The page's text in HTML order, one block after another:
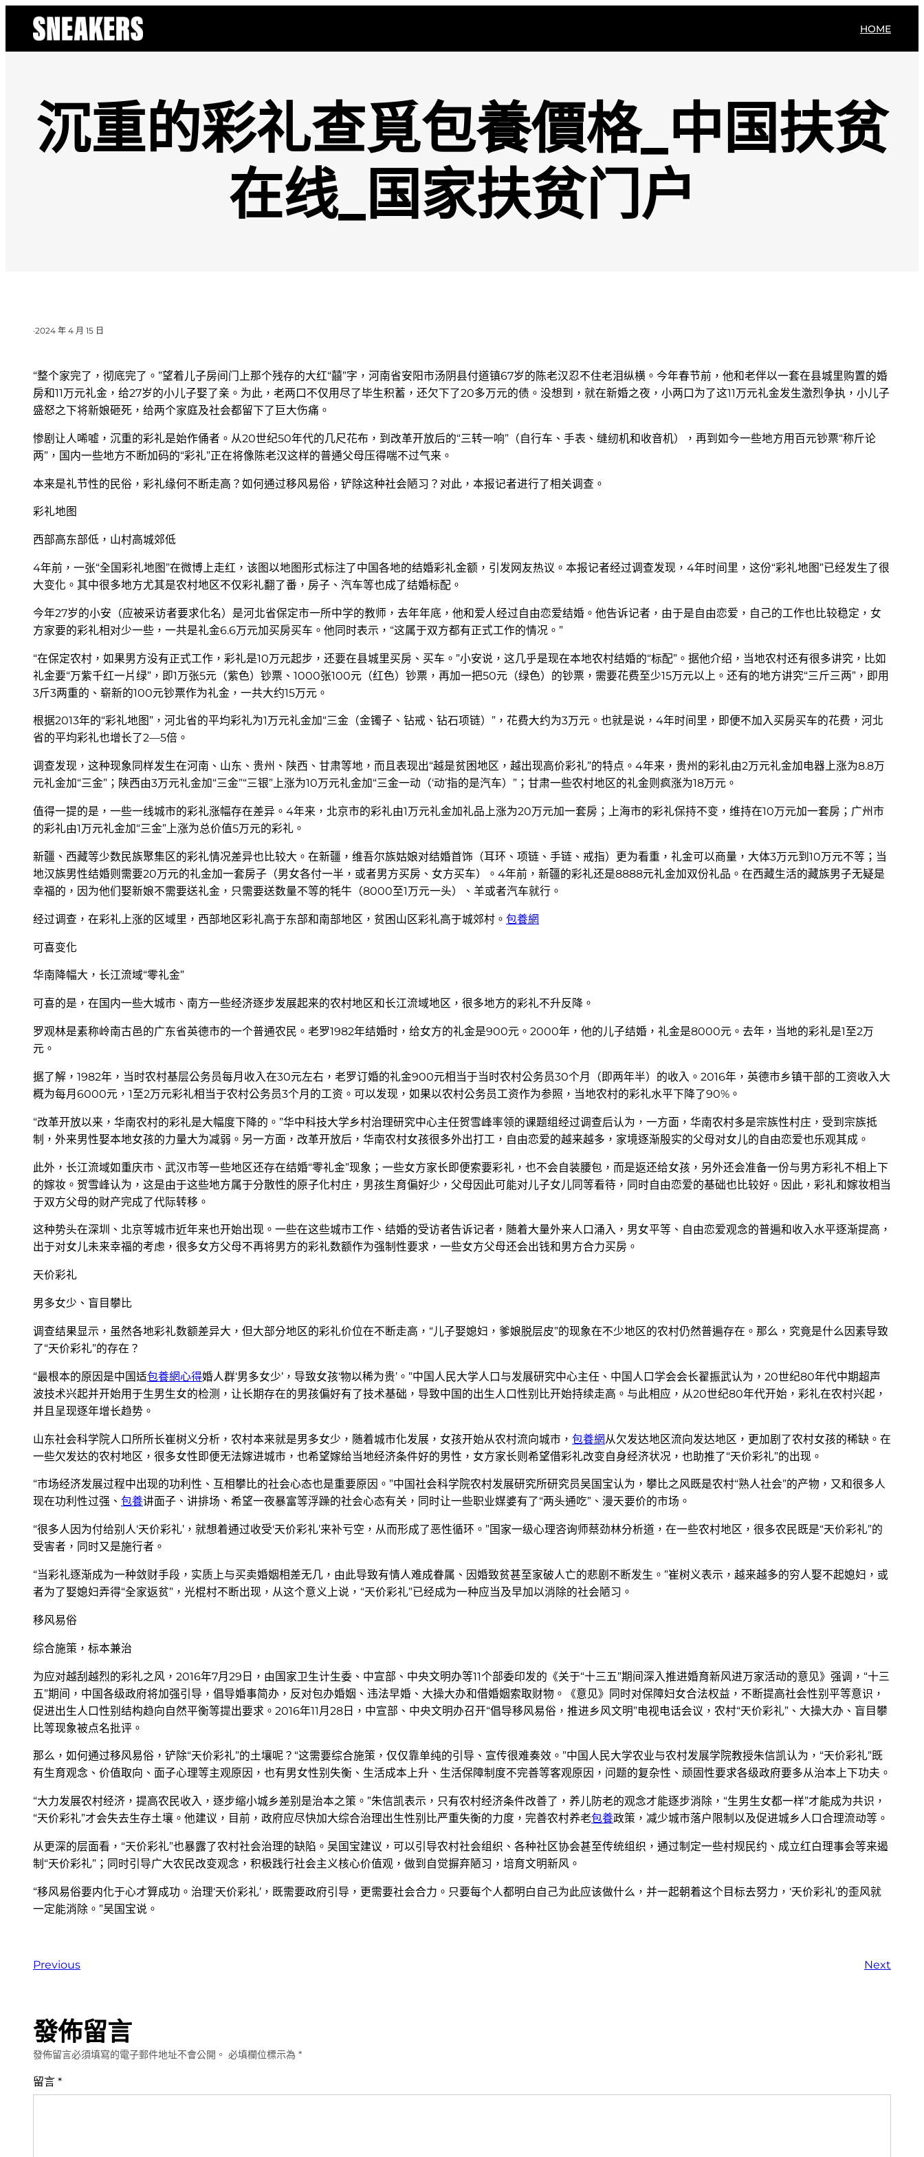
HOME
沉重的彩礼查覓包養價格_中国扶贫
在线_国家扶贫门户
·2024 年 4 月 15 日
“整个家完了，彻底完了。”望着儿子房间门上那个残存的大红“囍”字，河南省安阳市汤阴县付道镇67岁的陈老汉忍不住老泪纵横。今年春节前，他和老伴以一套在县城里购置的婚
房和11万元礼金，给27岁的小儿子娶了亲。为此，老两口不仅用尽了毕生积蓄，还欠下了20多万元的债。没想到，就在新婚之夜，小两口为了这11万元礼金发生激烈争执，小儿子
盛怒之下将新娘砸死，给两个家庭及社会都留下了巨大伤痛。
惨剧让人唏嘘，沉重的彩礼是始作俑者。从20世纪50年代的几尺花布，到改革开放后的“三转一响”（自行车、手表、缝纫机和收音机），再到如今一些地方用百元钞票“称斤论
两”，国内一些地方不断加码的“彩礼”正在将像陈老汉这样的普通父母压得喘不过气来。
本来是礼节性的民俗，彩礼缘何不断走高？如何通过移风易俗，铲除这种社会陋习？对此，本报记者进行了相关调查。
彩礼地图
西部高东部低，山村高城郊低
4年前，一张“全国彩礼地图”在微博上走红，该图以地图形式标注了中国各地的结婚彩礼金额，引发网友热议。本报记者经过调查发现，4年时间里，这份“彩礼地图”已经发生了很
大变化。其中很多地方尤其是农村地区不仅彩礼翻了番，房子、汽车等也成了结婚标配。
今年27岁的小安（应被采访者要求化名）是河北省保定市一所中学的教师，去年年底，他和爱人经过自由恋爱结婚。他告诉记者，由于是自由恋爱，自己的工作也比较稳定，女
方家要的彩礼相对少一些，一共是礼金6.6万元加买房买车。他同时表示，“这属于双方都有正式工作的情况。”
“在保定农村，如果男方没有正式工作，彩礼是10万元起步，还要在县城里买房、买车。”小安说，这几乎是现在本地农村结婚的“标配”。据他介绍，当地农村还有很多讲究，比如
礼金要“万紫千红一片绿”，即1万张5元（紫色）钞票、1000张100元（红色）钞票，再加一把50元（绿色）的钞票，需要花费至少15万元以上。还有的地方讲究“三斤三两”，即用
3斤3两重的、崭新的100元钞票作为礼金，一共大约15万元。
根据2013年的“彩礼地图”，河北省的平均彩礼为1万元礼金加“三金（金镯子、钻戒、钻石项链）”，花费大约为3万元。也就是说，4年时间里，即便不加入买房买车的花费，河北
省的平均彩礼也增长了2—5倍。
调查发现，这种现象同样发生在河南、山东、贵州、陕西、甘肃等地，而且表现出“越是贫困地区，越出现高价彩礼”的特点。4年来，贵州的彩礼由2万元礼金加电器上涨为8.8万
元礼金加“三金”；陕西由3万元礼金加“三金”“三银”上涨为10万元礼金加“三金一动（‘动’指的是汽车）”；甘肃一些农村地区的礼金则疯涨为18万元。
值得一提的是，一些一线城市的彩礼涨幅存在差异。4年来，北京市的彩礼由1万元礼金加礼品上涨为20万元加一套房；上海市的彩礼保持不变，维持在10万元加一套房；广州市
的彩礼由1万元礼金加“三金”上涨为总价值5万元的彩礼。
新疆、西藏等少数民族聚集区的彩礼情况差异也比较大。在新疆，维吾尔族姑娘对结婚首饰（耳环、项链、手链、戒指）更为看重，礼金可以商量，大体3万元到10万元不等；当
地汉族男性结婚则需要20万元的礼金加一套房子（男女各付一半，或者男方买房、女方买车）。4年前，新疆的彩礼还是8888元礼金加双份礼品。在西藏生活的藏族男子无疑是
幸福的，因为他们娶新娘不需要送礼金，只需要送数量不等的牦牛（8000至1万元一头）、羊或者汽车就行。
经过调查，在彩礼上涨的区域里，西部地区彩礼高于东部和南部地区，贫困山区彩礼高于城郊村。 包養網
可喜变化
华南降幅大，长江流域“零礼金”
可喜的是，在国内一些大城市、南方一些经济逐步发展起来的农村地区和长江流域地区，很多地方的彩礼不升反降。
罗观林是素称岭南古邑的广东省英德市的一个普通农民。老罗1982年结婚时，给女方的礼金是900元。2000年，他的儿子结婚，礼金是8000元。去年，当地的彩礼是1至2万
元。
据了解，1982年，当时农村基层公务员每月收入在30元左右，老罗订婚的礼金900元相当于当时农村公务员30个月（即两年半）的收入。2016年，英德市乡镇干部的工资收入大
概为每月6000元，1至2万元彩礼相当于农村公务员3个月的工资。可以发现，如果以农村公务员工资作为参照，当地农村的彩礼水平下降了90%。
“改革开放以来，华南农村的彩礼是大幅度下降的。”华中科技大学乡村治理研究中心主任贺雪峰率领的课题组经过调查后认为，一方面，华南农村多是宗族性村庄，受到宗族抵
制，外来男性娶本地女孩的力量大为减弱。另一方面，改革开放后，华南农村女孩很多外出打工，自由恋爱的越来越多，家境逐渐殷实的父母对女儿的自由恋爱也乐观其成。
此外，长江流域如重庆市、武汉市等一些地区还存在结婚“零礼金”现象；一些女方家长即便索要彩礼，也不会自装腰包，而是返还给女孩，另外还会准备一份与男方彩礼不相上下
的嫁妆。贺雪峰认为，这是由于这些地方属于分散性的原子化村庄，男孩生育偏好少，父母因此可能对儿子女儿同等看待，同时自由恋爱的基础也比较好。因此，彩礼和嫁妆相当
于双方父母的财产完成了代际转移。
这种势头在深圳、北京等城市近年来也开始出现。一些在这些城市工作、结婚的受访者告诉记者，随着大量外来人口涌入，男女平等、自由恋爱观念的普遍和收入水平逐渐提高，
出于对女儿未来幸福的考虑，很多女方父母不再将男方的彩礼数额作为强制性要求，一些女方父母还会出钱和男方合力买房。
天价彩礼
男多女少、盲目攀比
调查结果显示，虽然各地彩礼数额差异大，但大部分地区的彩礼价位在不断走高，“儿子娶媳妇，爹娘脱层皮”的现象在不少地区的农村仍然普遍存在。那么，究竟是什么因素导致
了“天价彩礼”的存在？
“最根本的原因是中国适包養網心得婚人群‘男多女少’，导致女孩‘物以稀为贵’。”中国人民大学人口与发展研究中心主任、中国人口学会会长翟振武认为，20世纪80年代中期超声
波技术兴起并开始用于生男生女的检测，让长期存在的男孩偏好有了技术基础，导致中国的出生人口性别比开始持续走高。与此相应，从20世纪80年代开始，彩礼在农村兴起，
并且呈现逐年增长趋势。
山东社会科学院人口所所长崔树义分析，农村本来就是男多女少，随着城市化发展，女孩开始从农村流向城市， 包養網从欠发达地区流向发达地区，更加剧了农村女孩的稀缺。在
一些欠发达的农村地区，很多女性即便无法嫁进城市，也希望嫁给当地经济条件好的男性，女方家长则希望借彩礼改变自身经济状况，也助推了“天价彩礼”的出现。
“市场经济发展过程中出现的功利性、互相攀比的社会心态也是重要原因。”中国社会科学院农村发展研究所研究员吴国宝认为，攀比之风既是农村“熟人社会”的产物，又和很多人
现在功利性过强、 包養讲面子、讲排场、希望一夜暴富等浮躁的社会心态有关，同时让一些职业媒婆有了“两头通吃”、漫天要价的市场。
“很多人因为付给别人‘天价彩礼’，就想着通过收受‘天价彩礼’来补亏空，从而形成了恶性循环。”国家一级心理咨询师蔡劲林分析道，在一些农村地区，很多农民既是“天价彩礼”的
受害者，同时又是施行者。
“当彩礼逐渐成为一种敛财手段，实质上与买卖婚姻相差无几，由此导致有情人难成眷属、因婚致贫甚至家破人亡的悲剧不断发生。”崔树义表示，越来越多的穷人娶不起媳妇，或
者为了娶媳妇弄得“全家返贫”，光棍村不断出现，从这个意义上说，“天价彩礼”已经成为一种应当及早加以消除的社会陋习。
移风易俗
综合施策，标本兼治
为应对越刮越烈的彩礼之风，2016年7月29日，由国家卫生计生委、中宣部、中央文明办等11个部委印发的《关于“十三五”期间深入推进婚育新风进万家活动的意见》强调，“十三
五”期间，中国各级政府将加强引导，倡导婚事简办，反对包办婚姻、违法早婚、大操大办和借婚姻索取财物。《意见》同时对保障妇女合法权益，不断提高社会性别平等意识，
促进出生人口性别结构趋向自然平衡等提出要求。2016年11月28日，中宣部、中央文明办召开“倡导移风易俗，推进乡风文明”电视电话会议，农村“天价彩礼”、大操大办、盲目攀
比等现象被点名批评。
那么，如何通过移风易俗，铲除“天价彩礼”的土壤呢？“这需要综合施策，仅仅靠单纯的引导、宣传很难奏效。”中国人民大学农业与农村发展学院教授朱信凯认为，“天价彩礼”既
有生育观念、价值取向、面子心理等主观原因，也有男女性别失衡、生活成本上升、生活保障制度不完善等客观原因，问题的复杂性、顽固性要求各级政府要多从治本上下功夫。
“大力发展农村经济，提高农民收入，逐步缩小城乡差别是治本之策。”朱信凯表示，只有农村经济条件改善了，养儿防老的观念才能逐步消除，“生男生女都一样”才能成为共识，
“天价彩礼”才会失去生存土壤。他建议，目前，政府应尽快加大综合治理出生性别比严重失衡的力度，完善农村养老包養政策，减少城市落户限制以及促进城乡人口合理流动等。
从更深的层面看，“天价彩礼”也暴露了农村社会治理的缺陷。吴国宝建议，可以引导农村社会组织、各种社区协会甚至传统组织，通过制定一些村规民约、成立红白理事会等来遏
制“天价彩礼”；同时引导广大农民改变观念，积极践行社会主义核心价值观，做到自觉摒弃陋习，培育文明新风。
“移风易俗要内化于心才算成功。治理‘天价彩礼’，既需要政府引导，更需要社会合力。只要每个人都明白自己为此应该做什么，并一起朝着这个目标去努力，‘天价彩礼’的歪风就
一定能消除。”吴国宝说。
Previous Next
發佈留言
發佈留言必須填寫的電子郵件地址不會公開。 必填欄位標示為 *
留言 *